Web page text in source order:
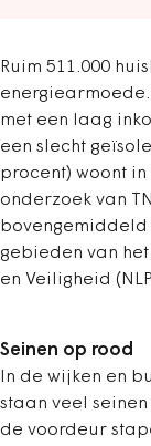
Ruim 511.000
met een laag
een slecht
procent) woont
onderzoek van
bovengemiddeld
gebieden van
en Veiligheid
Seinen op rood
In de wijken en
staan veel
de voordeur